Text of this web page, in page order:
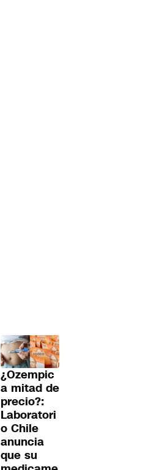
¿Ozempic
a mitad de
precio?:
Laboratori
o Chile
anuncia
que su